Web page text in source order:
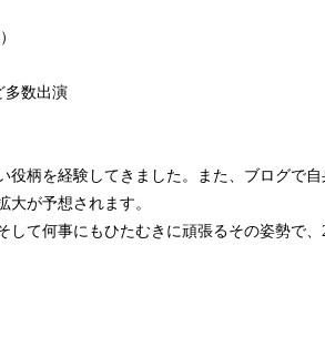
多数出演
柄を経験してきました。また、ブログで
大が予想されます。
て何事にもひたむきに頑張るその姿勢で、